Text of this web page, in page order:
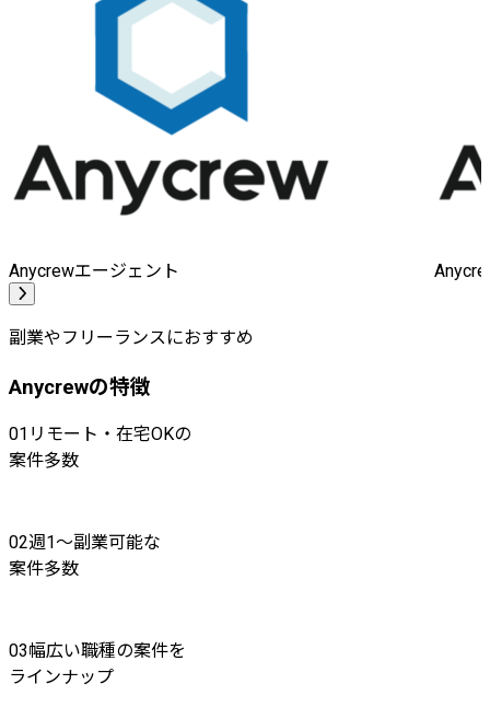
Anycrewエージェント
副業やフリーランスにおすすめ
Anycrewの特徴
01 リモート・在宅OKの
案件多数
02週1〜副業可能な
案件多数
03幅広い職種の案件を
ラインナップ